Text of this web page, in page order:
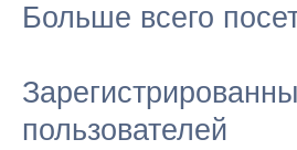
Больше всего
пользователей